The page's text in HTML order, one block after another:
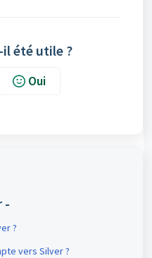
été utile ?
Oui
-
?
vers Silver ?